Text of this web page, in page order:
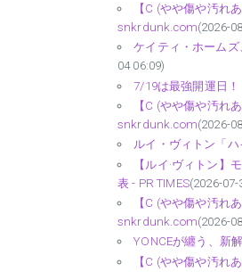
【C (やや傷や汚れ
snkrdunk.com(2026-
ケイティ・ホーム
04 06:09)
7/19は最強開運日
【C (やや傷や汚れ
snkrdunk.com(2026-
ルイ・ヴィトン「
【ルイ·ヴィトン
表 - PR TIMES(2026-07-
【C (やや傷や汚れ
snkrdunk.com(2026-
YONCEが纏う、新
【C (やや傷や汚れ